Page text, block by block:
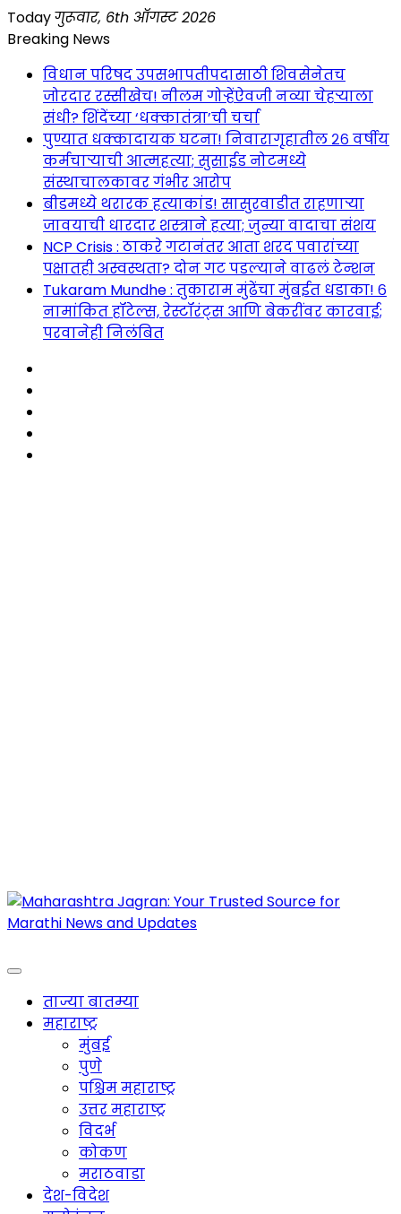
Skip
to
Todayगुरूवार, 6th ऑगस्ट 2026
Breaking News
विधान परिषद उपसभापतीपदासाठी शिवसेनेतच
जोरदार रस्सीखेच! नीलम गोऱ्हेंऐवजी नव्या चेहऱ्याला
संधी? शिंदेंच्या ‘धक्कातंत्रा’ची चर्चा
पुण्यात धक्कादायक घटना! निवारागृहातील २६ वर्षीय
कर्मचाऱ्याची आत्महत्या; सुसाईड नोटमध्ये
संस्थाचालकावर गंभीर आरोप
बीडमध्ये थरारक हत्याकांड! सासुरवाडीत राहणाऱ्या
जावयाची धारदार शस्त्राने हत्या; जुन्या वादाचा संशय
NCP Crisis : ठाकरे गटानंतर आता शरद पवारांच्या
पक्षातही अस्वस्थता? दोन गट पडल्याने वाढलं टेन्शन
Tukaram Mundhe : तुकाराम मुंढेंचा मुंबईत धडाका! ६
नामांकित हॉटेल्स, रेस्टॉरंट्स आणि बेकरींवर कारवाई;
परवानेही निलंबित
Maharashtra Jagran : Your Trusted Companion
ताज्या बातम्या
महाराष्ट्र
मुंबई
पुणे
पश्चिम महाराष्ट्र
उत्तर महाराष्ट्र
विदर्भ
कोकण
मराठवाडा
देश-विदेश